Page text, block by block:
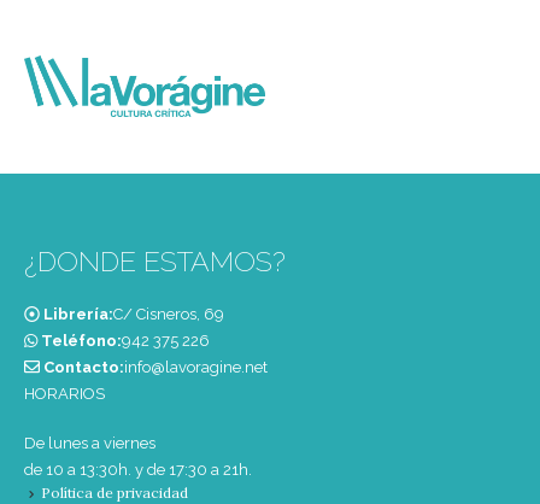
¿DONDE ESTAMOS?
Librería:C/ Cisneros, 69
Teléfono:‭942 375 226‬
Contacto:info@lavoragine.net
HORARIOS
De lunes a viernes
de 10 a 13:30h. y de 17:30 a 21h.
Política de privacidad